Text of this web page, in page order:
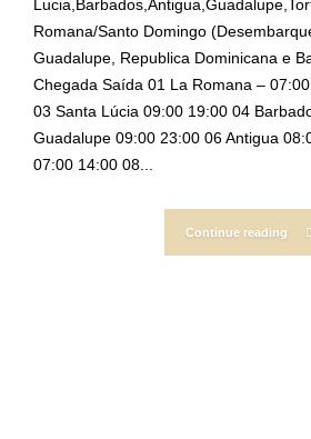
Romana/Santo Domingo
Guadalupe, Republica Dominicana e
Chegada Saída 01 La Romana –
03 Santa Lúcia 09:00 19:00 04
Guadalupe 09:00 23:00 06 Antigua
07:00 14:00 08...
Continue reading